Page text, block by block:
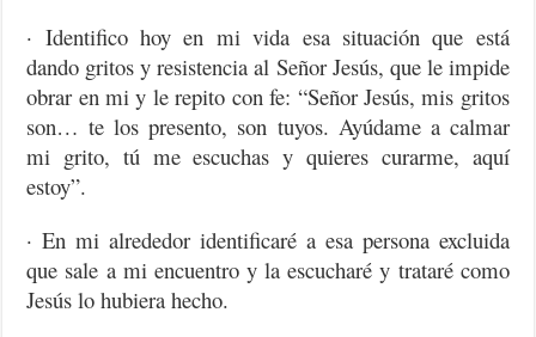
· Identifico hoy en mi vida esa situación que está
dando gritos y resistencia al Señor Jesús, que le impide
obrar en mi y le repito con fe: “Señor Jesús, mis gritos
son… te los presento, son tuyos. Ayúdame a calmar
mi grito, tú me escuchas y quieres curarme, aquí
estoy”.
· En mi alrededor identificaré a esa persona excluida
que sale a mi encuentro y la escucharé y trataré como
Jesús lo hubiera hecho.